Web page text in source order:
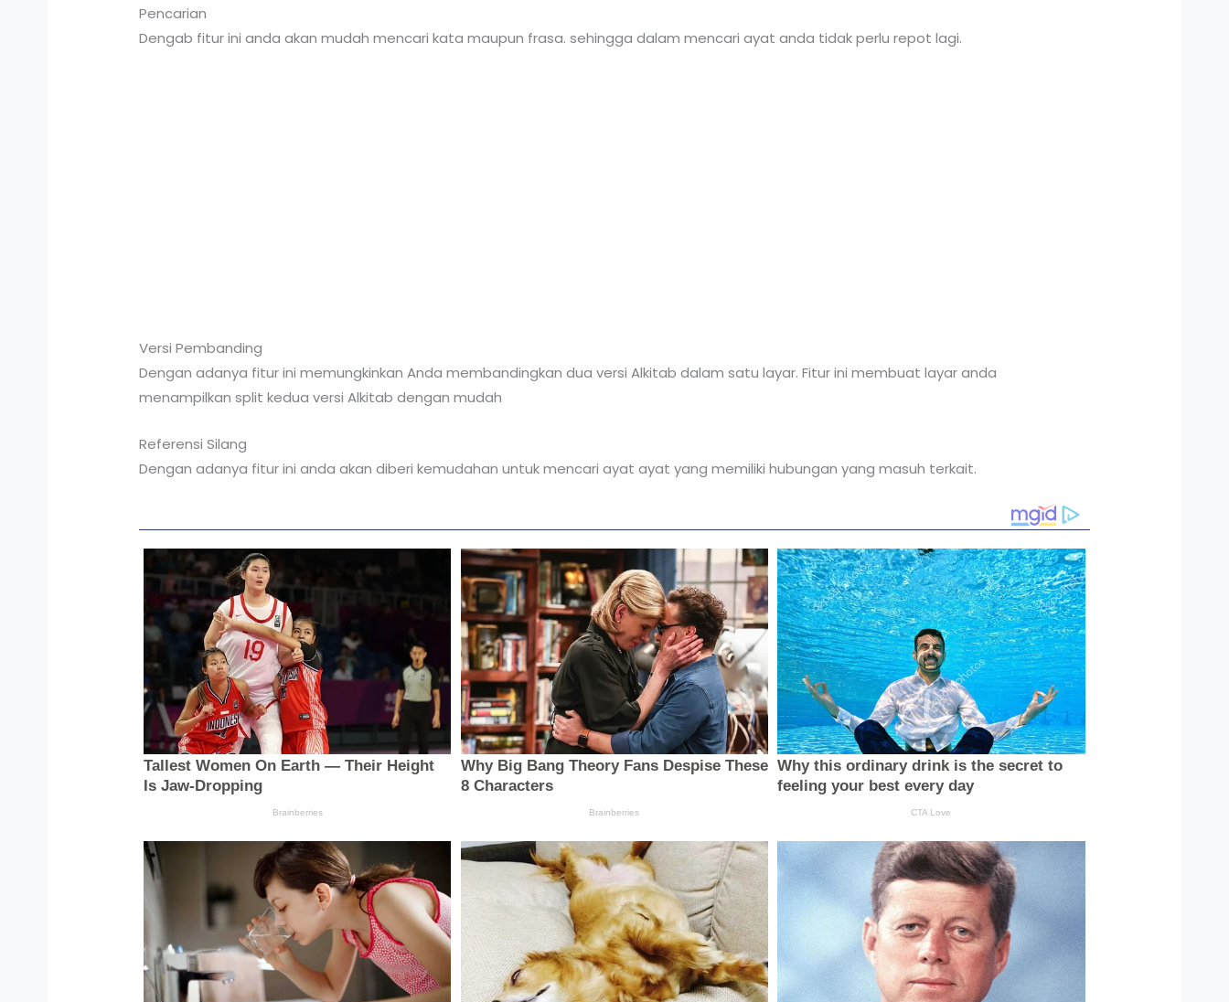
Pencarian
Dengab fitur ini anda akan mudah mencari kata maupun frasa. sehingga dalam mencari ayat anda tidak perlu repot lagi.
Versi Pembanding
Dengan adanya fitur ini memungkinkan Anda membandingkan dua versi Alkitab dalam satu layar. Fitur ini membuat layar anda
menampilkan split kedua versi Alkitab dengan mudah
Referensi Silang
Dengan adanya fitur ini anda akan diberi kemudahan untuk mencari ayat ayat yang memiliki hubungan yang masuh terkait.